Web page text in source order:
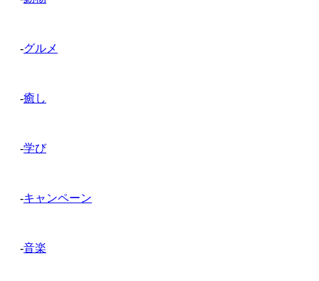
-グルメ
-癒し
-学び
-キャンペーン
-音楽